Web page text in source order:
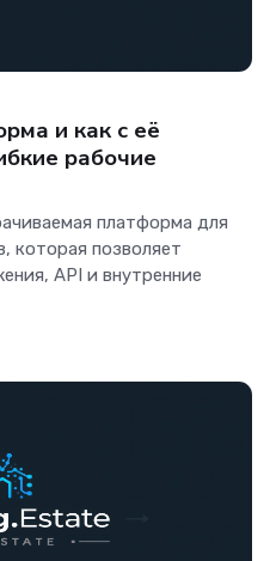
и как с её
рабочие
платформа для
которая позволяет
API и внутренние